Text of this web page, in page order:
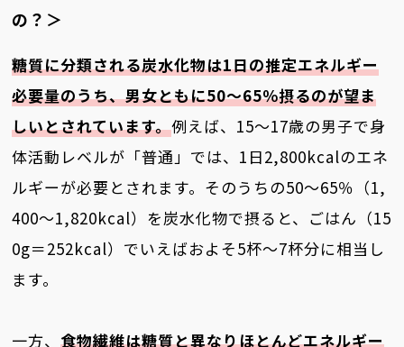
の？＞
糖質に分類される炭水化物は1日の推定エネルギー
必要量のうち、男女ともに50～65％摂るのが望ま
しいとされています。例えば、15～17歳の男子で身
体活動レベルが「普通」では、1日2,800kcalのエネ
ルギーが必要とされます。そのうちの50～65％（1,
400～1,820kcal）を炭水化物で摂ると、ごはん（15
0g＝252kcal）でいえばおよそ5杯～7杯分に相当し
ます。
一方、食物繊維は糖質と異なりほとんどエネルギー